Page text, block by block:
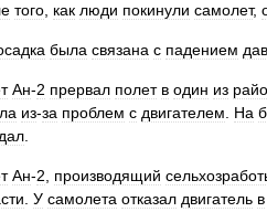
того как люди покинули самолет,
была связана с падением
Ан-2 прервал полет в один из
из-за проблем с двигателем На
Ан-2 производящий
У самолета отказал двигатель в